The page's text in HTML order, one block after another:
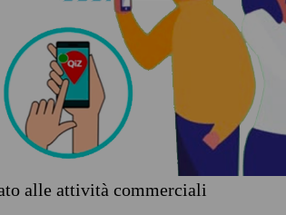
alle attività commerciali